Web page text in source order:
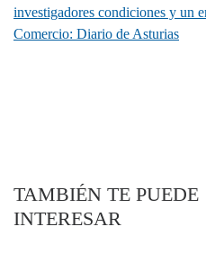
investigadores condiciones y un
Comercio: Diario de Asturias
TAMBIÉN TE PUEDE
INTERESAR